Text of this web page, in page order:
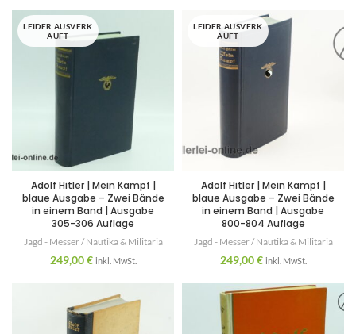
LEIDER AUSVERK
AUFT
Adolf Hitler | Mein Kampf |
blaue Ausgabe – Zwei Bände
in einem Band | Ausgabe
305-306 Auflage
Jagd - Messer / Nautika & Militaria
249,00€ inkl. MwSt.
LEIDER AUSVERK
AUFT
Adolf Hitler | Mein Kampf |
blaue Ausgabe – Zwei Bände
in einem Band | Ausgabe
800-804 Auflage
Jagd - Messer / Nautika & Militaria
249,00€ inkl. MwSt.